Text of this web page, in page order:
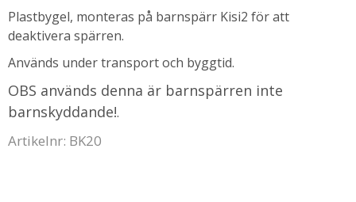
Plastbygel, monteras på barnspärr Kisi2 för att
deaktivera spärren.
Används under transport och byggtid.
OBS används denna är barnspärren inte
barnskyddande!.
Artikelnr: BK20